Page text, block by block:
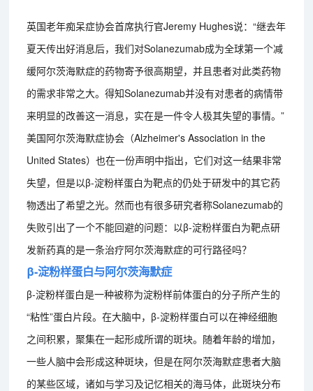
英国老年痴呆症协会首席执行官Jeremy Hughes说：“继去年
夏天传出好消息后，我们对Solanezumab成为全球第一个减
缓阿尔茨海默症的药物寄予很高期望，并且患者对此类药物
的需求非常之大。得知Solanezumab并没有对患者的病情带
来明显的改善这一消息，实在是一件令人极其失望的事情。”
美国阿尔茨海默症协会（Alzheimer's Association in the
United States）也在一份声明中指出，它们对这一结果非常
失望，但是以β-淀粉样蛋白为靶点的仍处于研发中的其它药
物透出了希望之光。然而也有很多研究者称Solanezumab的
失败引出了一个不能回避的问题：以β-淀粉样蛋白为靶点研
发新药真的是一条治疗阿尔茨海默症的可行路径吗？
β-淀粉样蛋白与阿尔茨海默症
β-淀粉样蛋白是一种被称为淀粉样前体蛋白的分子所产生的
“粘性”蛋白片段。在大脑中，β-淀粉样蛋白可以在神经细胞
之间积累，聚集在一起形成所谓的斑块。随着年龄的增加，
一些人脑中会形成这种斑块，但是在阿尔茨海默症患者大脑
的某些区域，诸如与学习及记忆相关的海马体，此斑块分布